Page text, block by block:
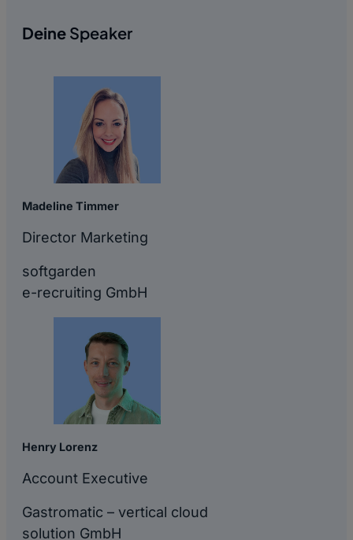
Deine Speaker
Madeline Timmer
Director Marketing
softgarden
e-recruiting GmbH
Henry Lorenz
Account Executive
Gastromatic – vertical cloud
solution GmbH